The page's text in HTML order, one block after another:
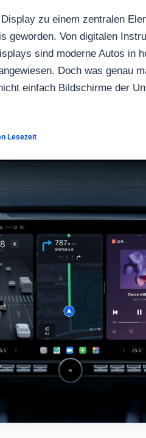
zu einem zentralen
geworden. Von digitalen
sind moderne Autos in
Doch was genau
einfach Bildschirme der
Lesezeit